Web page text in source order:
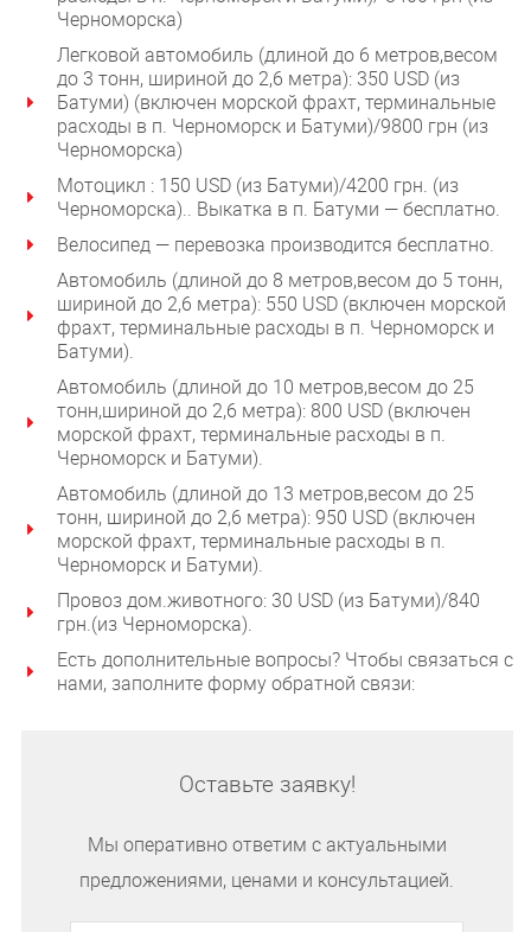
Черноморска)
Легковой автомобиль (длиной до 6 метров,весом
до 3 тонн, шириной до 2,6 метра): 350 USD (из
Батуми) (включен морской фрахт, терминальные
расходы в п. Черноморск и Батуми)/9800 грн (из
Черноморска)
Мотоцикл : 150 USD (из Батуми)/4200 грн. (из
Черноморска).. Выкатка в п. Батуми — бесплатно.
Велосипед — перевозка производится бесплатно.
Автомобиль (длиной до 8 метров,весом до 5 тонн,
шириной до 2,6 метра): 550 USD (включен морской
фрахт, терминальные расходы в п. Черноморск и
Батуми).
Автомобиль (длиной до 10 метров,весом до 25
тонн,шириной до 2,6 метра): 800 USD (включен
морской фрахт, терминальные расходы в п.
Черноморск и Батуми).
Автомобиль (длиной до 13 метров,весом до 25
тонн, шириной до 2,6 метра): 950 USD (включен
морской фрахт, терминальные расходы в п.
Черноморск и Батуми).
Провоз дом.животного: 30 USD (из Батуми)/840
грн.(из Черноморска).
Есть дополнительные вопросы? Чтобы связаться с
нами, заполните форму обратной связи:
Оставьте заявку!
Мы оперативно ответим с актуальными
предложениями, ценами и консультацией.